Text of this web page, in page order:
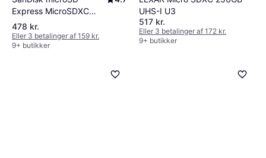
Express MicroSDXC
Class 10 UHS-I U3 A1
880/650MB/s 256GB
478 kr.
Eller 3 betalinger af 159 kr.
9+ butikker
UHS-I U3
517 kr.
Eller 3 betalinger af 172 kr.
9+ butikker